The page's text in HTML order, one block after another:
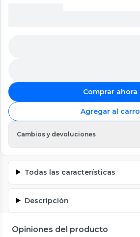
Comprar ahora
Agregar al carro
Cambios y devoluciones
Todas las características
Descripción
Opiniones del producto